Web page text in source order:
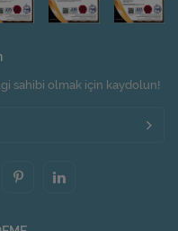
sahibi olmak için kaydolun!